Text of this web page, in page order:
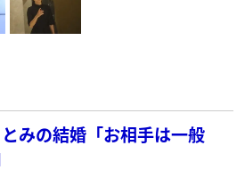
みの結婚「お相手は一般